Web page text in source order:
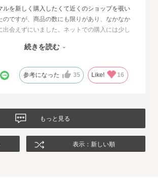
ルを新しく購入したくて近くのショップを覗い
のですが、商品の数にも限りがあり、なかなか
出会えずにいました。ネットでの購入には少し
した。最初に注文したものはイメージと違って
ンも大満足、これから長く自信をもって着用し
続きを読む
参考になった 35 Like! 16
もっと見る
表示：新しい順